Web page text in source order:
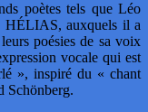
poètes tels que Léo
HÉLIAS, auxquels il a
poésies de sa voix
vocale qui est
», inspiré du « chant
Schönberg.